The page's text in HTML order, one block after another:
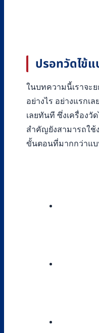
ปรอทวัดไข้
ในบทความนี้เราจะ
อย่างไร อย่างแรกเ
เลยทันที ซึ่งเครื่องวั
สำคัญยังสามารถใช้
ขั้นตอนที่มากกว่าแบ